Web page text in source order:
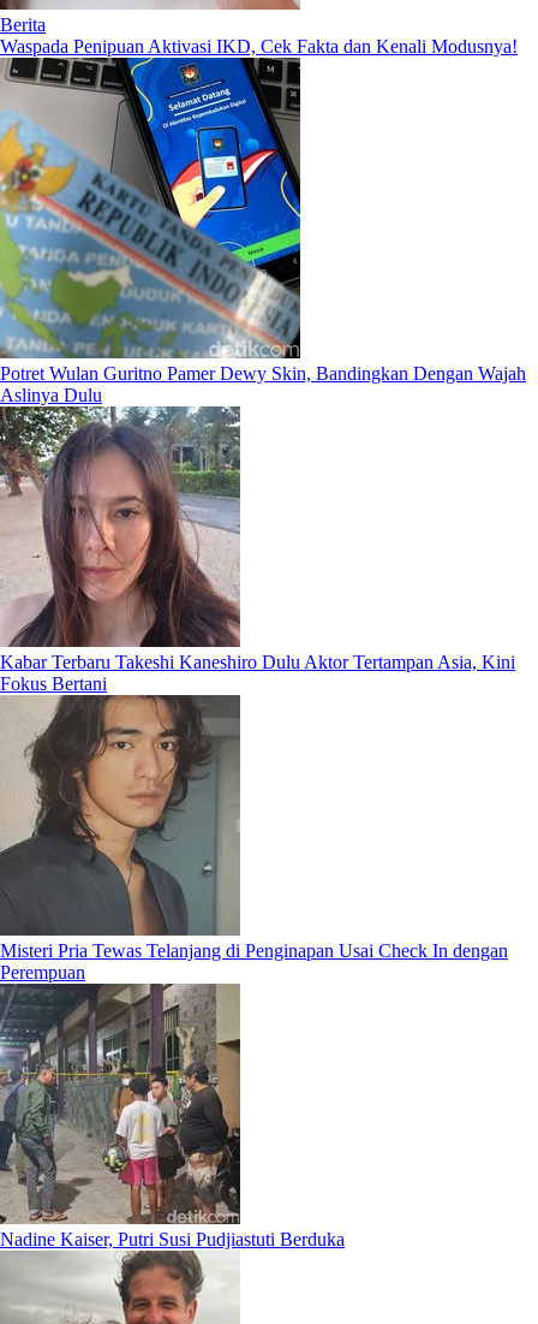
Berita
Waspada Penipuan Aktivasi IKD, Cek Fakta dan Kenali Modusnya!
Potret Wulan Guritno Pamer Dewy Skin, Bandingkan Dengan Wajah
Aslinya Dulu
Kabar Terbaru Takeshi Kaneshiro Dulu Aktor Tertampan Asia, Kini
Fokus Bertani
Misteri Pria Tewas Telanjang di Penginapan Usai Check In dengan
Perempuan
Nadine Kaiser, Putri Susi Pudjiastuti Berduka